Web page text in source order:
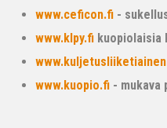
www.ceficon.fi -
www.klpy.fi kuopiolaisia
www.kuopio.fi - mukava